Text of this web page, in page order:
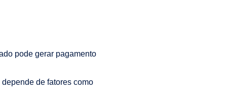
pode gerar pagamento
de fatores como